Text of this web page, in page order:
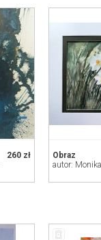
260 zł
Obraz
autor: